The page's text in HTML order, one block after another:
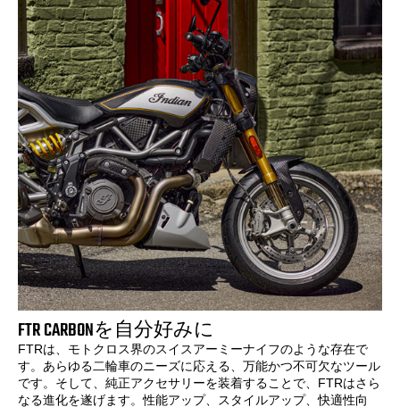
FTR CARBONを自分好みに
FTRは、モトクロス界のスイスアーミーナイフのような存在で
す。あらゆる二輪車のニーズに応える、万能かつ不可欠なツール
です。そして、純正アクセサリーを装着することで、FTRはさら
なる進化を遂げます。性能アップ、スタイルアップ、快適性向